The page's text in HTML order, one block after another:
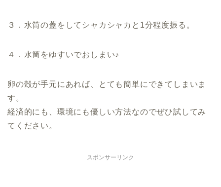
３．水筒の蓋をしてシャカシャカと1分程度振る。
４．水筒をゆすいでおしまい♪
卵の殻が手元にあれば、とても簡単にできてしまいま
す。
経済的にも、環境にも優しい方法なのでぜひ試してみ
てください。
スポンサーリンク